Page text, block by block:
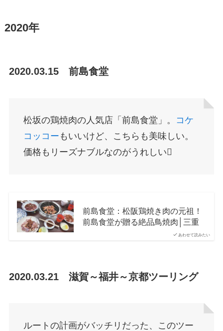
2020年
2020.03.15 前島食堂
松坂の鶏焼肉の人気店「前島食堂」。
コケ
コッコー もいいけど、こちらも美味しい。
価格もリーズナブルなのがうれしい
あわせて読みたい
​前島食堂：松阪鶏焼き肉の元祖！
前島食堂が贈る絶品鳥焼肉│三重
2020.03.21 滋賀～福井～京都ツーリング
ルートの計画がバッチリだった、このツー